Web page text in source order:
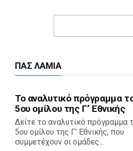
ΠΑΣ ΛΑΜΊΑ
Το αναλυτικό πρόγραμμα
5ου ομίλου της Γ’ Εθνικής
Δείτε το αναλυτικό πρόγραμμα
5ου ομίλου της Γ’ Εθνικής, που
συμμετέχουν οι ομάδες...